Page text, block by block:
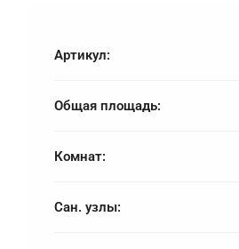
Артикул:
Общая площадь:
Комнат:
Сан. узлы: